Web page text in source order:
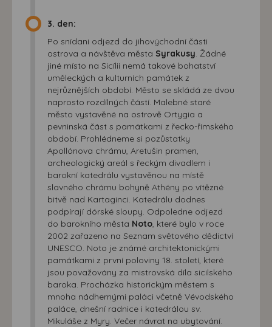
3. den:
Po snídani odjezd do jihovýchodní části
ostrova a návštěva města Syrakusy . Žádné
jiné místo na Sicílii nemá takové bohatství
uměleckých a kulturních památek z
nejrůznějších období. Město se skládá ze dvou
naprosto rozdílných částí. Malebné staré
město vystavěné na ostrově Ortygia a
pevninská část s památkami z řecko-římského
období. Prohlédneme si pozůstatky
Apollónova chrámu, Aretušin pramen,
archeologický areál s řeckým divadlem i
barokní katedrálu vystavěnou na místě
slavného chrámu bohyně Athény po vítězné
bitvě nad Kartaginci. Katedrálu dodnes
podpírají dórské sloupy. Odpoledne odjezd
do barokního města Noto , které bylo v roce
2002 zařazeno na Seznam světového dědictví
UNESCO. Noto je známé architektonickými
památkami z první poloviny 18. století, které
jsou považovány za mistrovská díla sicilského
baroka. Procházka historickým městem s
mnoha nádhernými paláci včetně Vévodského
paláce, dnešní radnice i katedrálou sv.
Mikuláše z Myry. Večer návrat na ubytování.